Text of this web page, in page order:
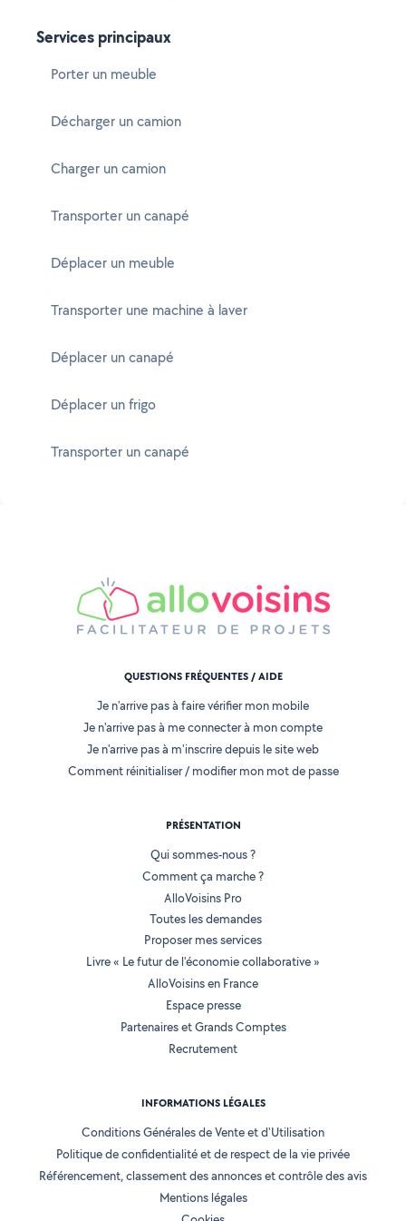
Services principaux
Porter un meuble
Décharger un camion
Charger un camion
Transporter un canapé
Déplacer un meuble
Transporter une machine à laver
Déplacer un canapé
Déplacer un frigo
Transporter un canapé
QUESTIONS FRÉQUENTES / AIDE
Je n'arrive pas à faire vérifier mon mobile
Je n'arrive pas à me connecter à mon compte
Je n'arrive pas à m'inscrire depuis le site web
Comment réinitialiser / modifier mon mot de passe
PRÉSENTATION
Qui sommes-nous ?
Comment ça marche ?
AlloVoisins Pro
Toutes les demandes
Proposer mes services
Livre « Le futur de l'économie collaborative »
AlloVoisins en France
Espace presse
Partenaires et Grands Comptes
Recrutement
INFORMATIONS LÉGALES
Conditions Générales de Vente et d'Utilisation
Politique de confidentialité et de respect de la vie privée
Référencement, classement des annonces et contrôle des avis
Mentions légales